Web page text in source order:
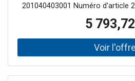
201040403001 Numéro d'article
1137 blanc alpin avec effet
trop-plein KA 4040 montée en
remplissage avec bonde émaillée
autonome Acier simplicité
5